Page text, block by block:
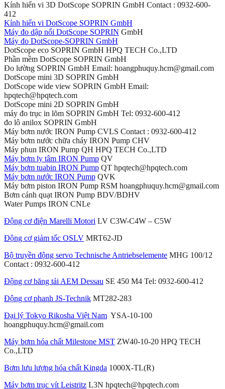
Kính hiển vi 3D DotScope SOPRIN GmbH Contact : 0932-600-
412
Kính hiển vi DotScope SOPRIN GmbH
Máy đo dập nổi DotScope SOPRIN GmbH
Máy đo DotScope-SOPRIN GmbH
DotScope eco SOPRIN GmbH HPQ TECH Co.,LTD
Phần mềm DotScope SOPRIN GmbH
Đo lường SOPRIN GmbH Email: hoangphuquy.hcm@gmail.com
DotScope mini 3D SOPRIN GmbH
DotScope wide view SOPRIN GmbH Email:
hpqtech@hpqtech.com
DotScope mini 2D SOPRIN GmbH
máy đo trục in lõm SOPRIN GmbH Tel: 0932-600-412
đo lô anilox SOPRIN GmbH
Máy bơm nước IRON Pump CVLS Contact : 0932-600-412
Máy bơm nước chữa cháy IRON Pump CHV
Máy phun IRON Pump QH HPQ TECH Co.,LTD
Máy bơm ly tâm IRON Pump QV
Máy bơm tuabin IRON Pump QT hpqtech@hpqtech.com
Máy bơm nước IRON Pump QVK
Máy bơm piston IRON Pump RSM hoangphuquy.hcm@gmail.com
Bơm cánh quạt IRON Pump BDV/BDHV
Water Pumps IRON CNLe
Động cơ điện Marelli Motori LV C3W-C4W – C5W
Động cơ giảm tốc OSLV MRT62-JD
Bộ truyền động servo Technische Antriebselemente MHG 100/12
Contact : 0932-600-412
Động cơ băng tải AEM Dessau SE 450 M4 Tel: 0932-600-412
Động cơ phanh JS-Technik MT282-283
Đại lý Tokyo Rikosha Việt Nam YSA-10-100
hoangphuquy.hcm@gmail.com
Máy bơm hóa chất Milestone MST ZW40-10-20 HPQ TECH
Co.,LTD
Bơm lưu lượng hóa chất Kingda 1000X-TL(R)
Máy bơm trục vít Leistritz L3N hpqtech@hpqtech.com